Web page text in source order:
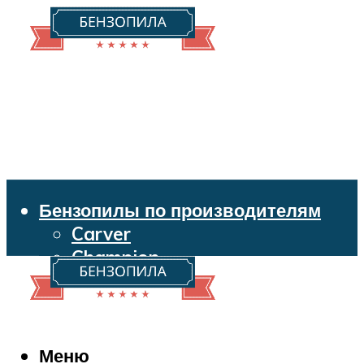
Бензопилы по производителям
Carver
Champion
Echo
Husqvarna
Makita
Меню